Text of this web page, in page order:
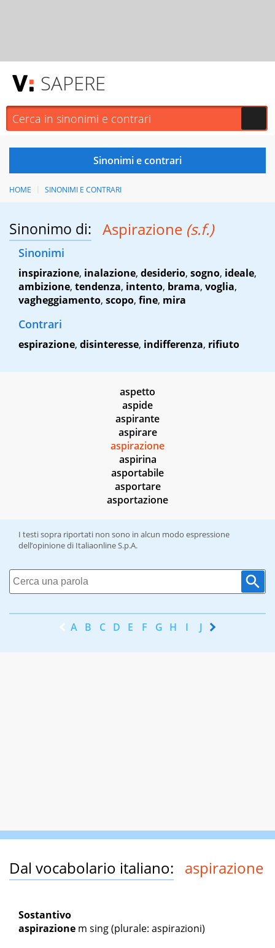
SAPERE
HOME SINONIMI E CONTRARI
Sinonimo di: Aspirazione (s.f.)
Sinonimi
inspirazione, inalazione, desiderio, sogno, ideale,
ambizione, tendenza, intento, brama, voglia,
vagheggiamento, scopo, fine, mira
Contrari
espirazione, disinteresse, indifferenza, rifiuto
aspetto
aspide
aspirante
aspirare
aspirazione
aspirina
asportabile
asportare
asportazione
I testi sopra riportati non sono in alcun modo espressione
dell’opinione di Italiaonline S.p.A.
A B C D E F G H I J K
Dal vocabolario italiano: aspirazione
Sostantivo
aspirazione m sing(plurale: aspirazioni)